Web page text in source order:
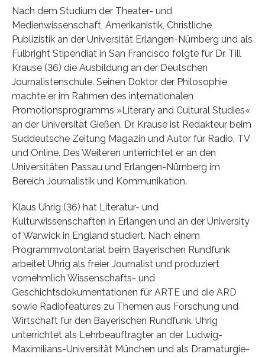
Nach dem Studium der Theater- und
Medienwissenschaft, Amerikanistik, Christliche
Publizistik an der Universität Erlangen-Nürnberg und als
Fulbright Stipendiat in San Francisco folgte für Dr. Till
Krause (36) die Ausbildung an der Deutschen
Journalistenschule. Seinen Doktor der Philosophie
machte er im Rahmen des internationalen
Promotionsprogramms »Literary and Cultural Studies«
an der Universität Gießen. Dr. Krause ist Redakteur beim
Süddeutsche Zeitung Magazin und Autor für Radio, TV
und Online. Des Weiteren unterrichtet er an den
Universitäten Passau und Erlangen-Nürnberg im
Bereich Journalistik und Kommunikation.
Klaus Uhrig (36) hat Literatur- und
Kulturwissenschaften in Erlangen und an der University
of Warwick in England studiert. Nach einem
Programmvolontariat beim Bayerischen Rundfunk
arbeitet Uhrig als freier Journalist und produziert
vornehmlich Wissenschafts- und
Geschichtsdokumentationen für ARTE und die ARD
sowie Radiofeatures zu Themen aus Forschung und
Wirtschaft für den Bayerischen Rundfunk. Uhrig
unterrichtet als Lehrbeauftragter an der Ludwig-
Maximilians-Universität München und als Dramaturgie-